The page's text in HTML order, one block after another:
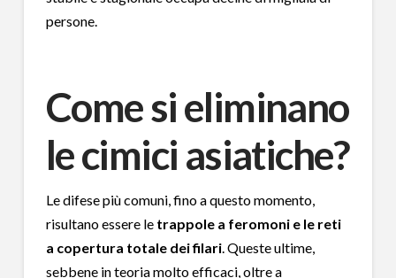
persone.
Come si eliminano
le cimici asiatiche?
Le difese più comuni, fino a questo momento,
risultano essere le trappole a feromoni e le reti
a copertura totale dei filari. Queste ultime,
sebbene in teoria molto efficaci, oltre a